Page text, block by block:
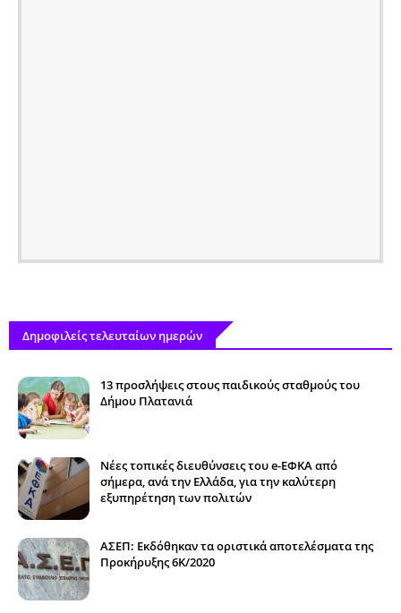
Δημοφιλείς τελευταίων ημερών
13 προσλήψεις στους παιδικούς σταθμούς του
Δήμου Πλατανιά
Νέες τοπικές διευθύνσεις του e-ΕΦΚΑ από
σήμερα, ανά την Ελλάδα, για την καλύτερη
εξυπηρέτηση των πολιτών
ΑΣΕΠ: Εκδόθηκαν τα οριστικά αποτελέσματα της
Προκήρυξης 6Κ/2020